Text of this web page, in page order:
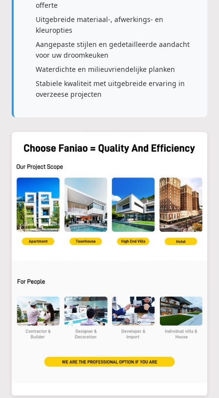
offerte
Uitgebreide materiaal-, afwerkings- en
kleuropties
Aangepaste stijlen en gedetailleerde aandacht
voor uw droomkeuken
Waterdichte en milieuvriendelijke planken
Stabiele kwaliteit met uitgebreide ervaring in
overzeese projecten